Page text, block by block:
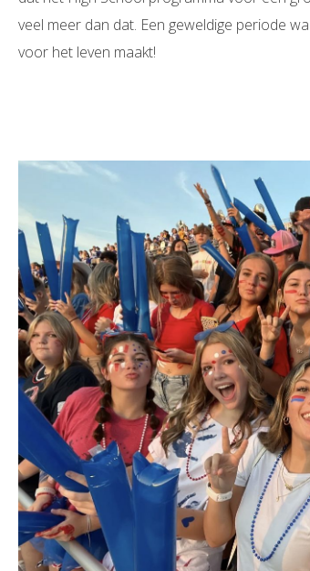
veel meer dan dat. Een geweldige periode
voor het leven maakt!